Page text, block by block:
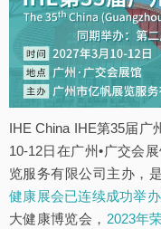
IHE China IHE第35届广
10-12日在广州•广交会
览服务有限公司主办，
健康展会已连续成功举
大健康博览会， 2023年